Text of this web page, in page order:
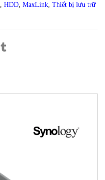
, HDD, MaxLink, Thiết bị lưu trữ